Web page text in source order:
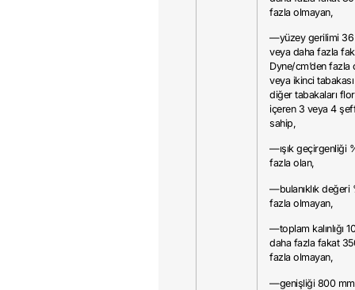
fazla olmayan,
—yüzey gerilimi 36
veya daha fazla
Dyne/cm’den fazla
veya ikinci
diğer tabakaları
içeren 3 veya 4
sahip,
—ışık geçirgenliği
fazla olan,
—bulanıklık değeri
fazla olmayan,
—toplam kalınlığı
daha fazla fakat
fazla olmayan,
—genişliği 800 mm